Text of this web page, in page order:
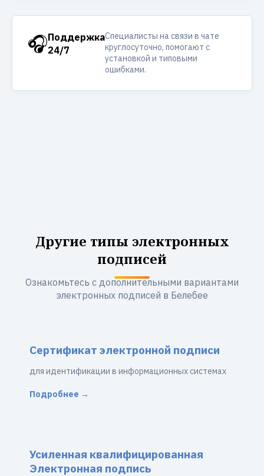
🎧Поддержка
24/7
Специалисты на связи в чате
круглосуточно, помогают с
установкой и типовыми
ошибками.
Другие типы электронных
подписей
Ознакомьтесь с дополнительными вариантами
электронных подписей в Белебее
Сертификат электронной подписи
для идентификации в информационных системах
Подробнее →
Усиленная квалифицированная
Электронная подпись